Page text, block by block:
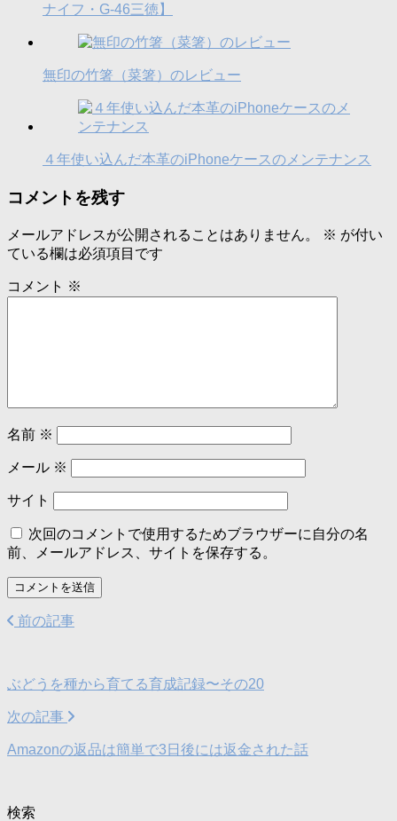
ナイフ・G-46三徳】
無印の竹箸（菜箸）のレビュー
４年使い込んだ本革のiPhoneケースのメンテナンス
コメントを残す
メールアドレスが公開されることはありません。 ※ が付い
ている欄は必須項目です
コメント ※
名前 ※
メール ※
サイト
次回のコメントで使用するためブラウザーに自分の名
前、メールアドレス、サイトを保存する。
前の記事
ぶどうを種から育てる育成記録〜その20
次の記事
Amazonの返品は簡単で3日後には返金された話
検索